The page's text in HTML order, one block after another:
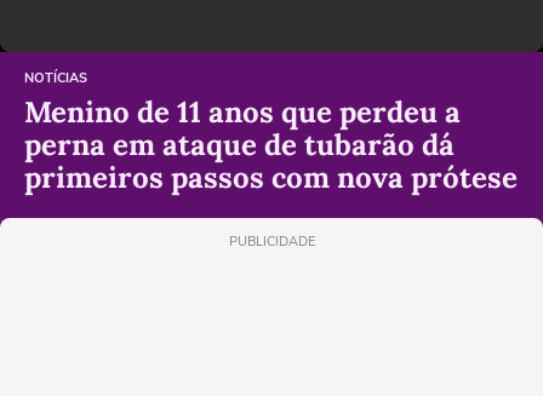
NOTÍCIAS
Menino de 11 anos que perdeu a
perna em ataque de tubarão dá
primeiros passos com nova prótese
PUBLICIDADE